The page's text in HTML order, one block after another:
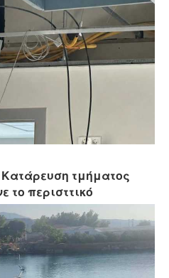
τμήματος
το περισττικό